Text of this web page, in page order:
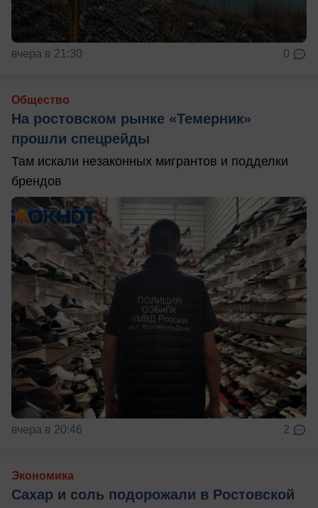
вчера в 21:30 0
Общество
На ростовском рынке «Темерник»
прошли спецрейды
Там искали незаконных мигрантов и подделки
брендов
вчера в 20:46 2
Экономика
Сахар и соль подорожали в Ростовской